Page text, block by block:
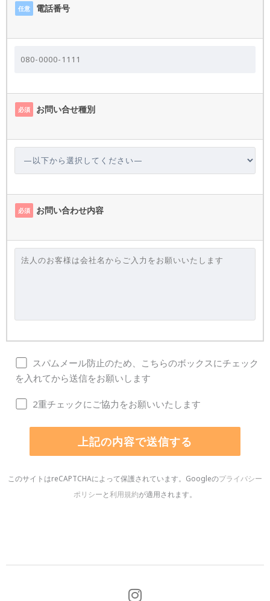
任意 電話番号
必須 お問い合せ種別
必須 お問い合わせ内容
スパムメール防止のため、こちらのボックスにチェック
を入れてから送信をお願いします
2重チェックにご協力をお願いいたします
このサイトはreCAPTCHAによって保護されています。Googleのプライバシー
ポリシーと利用規約が適用されます。
I